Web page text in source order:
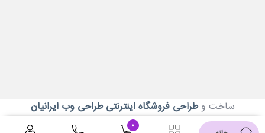
ساخت وطراحی فروشگاه اینترنتی طراحی وب ایرانیان
۰